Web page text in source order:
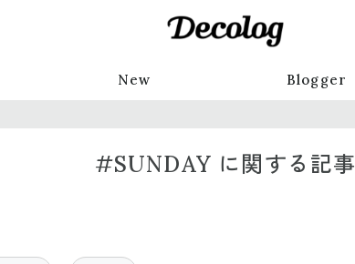
New Blogger
#SUNDAY に関する記事